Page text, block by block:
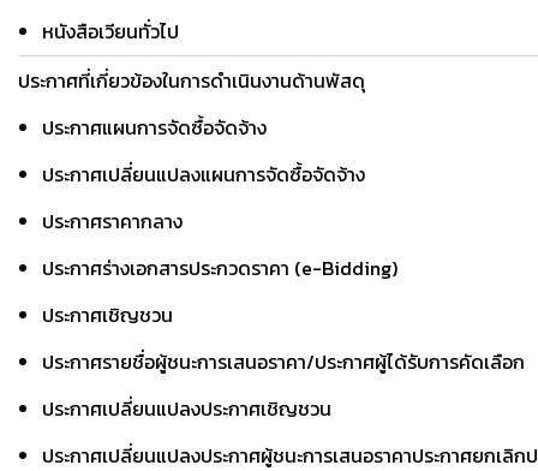
หนังสือเวียนทั่วไป
ประกาศที่เกี่ยวข้องในการดำเนินงานด้านพัสดุ
ประกาศแผนการจัดซื้อจัดจ้าง
ประกาศเปลี่ยนแปลงแผนการจัดซื้อจัดจ้าง
ประกาศราคากลาง
ประกาศร่างเอกสารประกวดราคา (e-Bidding)
ประกาศเชิญชวน
ประกาศรายชื่อผู้ชนะการเสนอราคา/ประกาศผู้ได้รับการคัดเลือก
ประกาศเปลี่ยนแปลงประกาศเชิญชวน
ประกาศเปลี่ยนแปลงประกาศผู้ชนะการเสนอราคาประกาศยกเลิ